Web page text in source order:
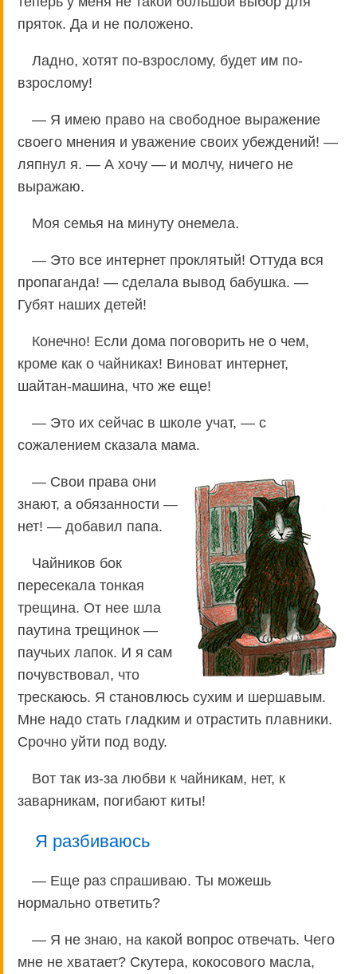
пряток. Да и не положено.
Ладно, хотят по-взрослому, будет им по-
взрослому!
— Я имею право на свободное выражение
своего мнения и уважение своих убеждений! —
ляпнул я. — А хочу — и молчу, ничего не
выражаю.
Моя семья на минуту онемела.
— Это все интернет проклятый! Оттуда вся
пропаганда! — сделала вывод бабушка. —
Губят наших детей!
Конечно! Если дома поговорить не о чем,
кроме как о чайниках! Виноват интернет,
шайтан-машина, что же еще!
— Это их сейчас в школе учат, — с
сожалением сказала мама.
— Свои права они
знают, а обязанности —
нет! — добавил папа.
Чайников бок
пересекала тонкая
трещина. От нее шла
паутина трещинок —
паучьих лапок. И я сам
почувствовал, что
трескаюсь. Я становлюсь сухим и шершавым.
Мне надо стать гладким и отрастить плавники.
Срочно уйти под воду.
Вот так из-за любви к чайникам, нет, к
заварникам, погибают киты!
Я разбиваюсь
— Еще раз спрашиваю. Ты можешь
нормально ответить?
— Я не знаю, на какой вопрос отвечать. Чего
мне не хватает? Скутера, кокосового масла,